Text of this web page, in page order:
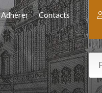
Adhérer Contacts